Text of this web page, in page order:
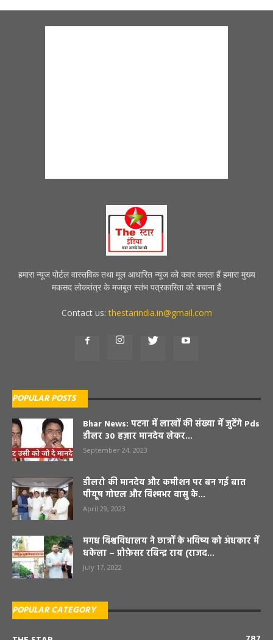
हमारा न्यूज पोर्टल वास्तविक तथा मूल आधारित न्यूज को कवर करता हैं हमारा मुख्य
मकसद लोकतंत्र के मजबूत स्तंभ पत्रकारिता को बचाना हैं
Contact us:thestarindia.in@gmail.com
POPULAR POSTS
Bhar News: पटना में लाखों की संख्या में जुटेंगे Pds
डीलर 30 हज़ार मानदेय लेकर...
September 24, 2023
डीलरो की मानदेय और कमीशन पर बन गई बात
पीयूष गोएल और विश्मभर वासु के...
April 29, 2023
मगध विश्वविधालय ने छात्रों के भविष्य को अंधकार में
धकेला – प्रोफ़ेसर रबिन्द्र राय (राजद...
July 17, 2022
POPULAR CATEGORY